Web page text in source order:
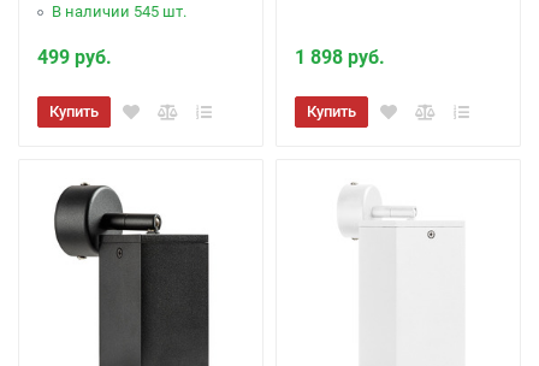
В наличии 545 шт.
499 руб.
Купить
1 898 руб.
Купить